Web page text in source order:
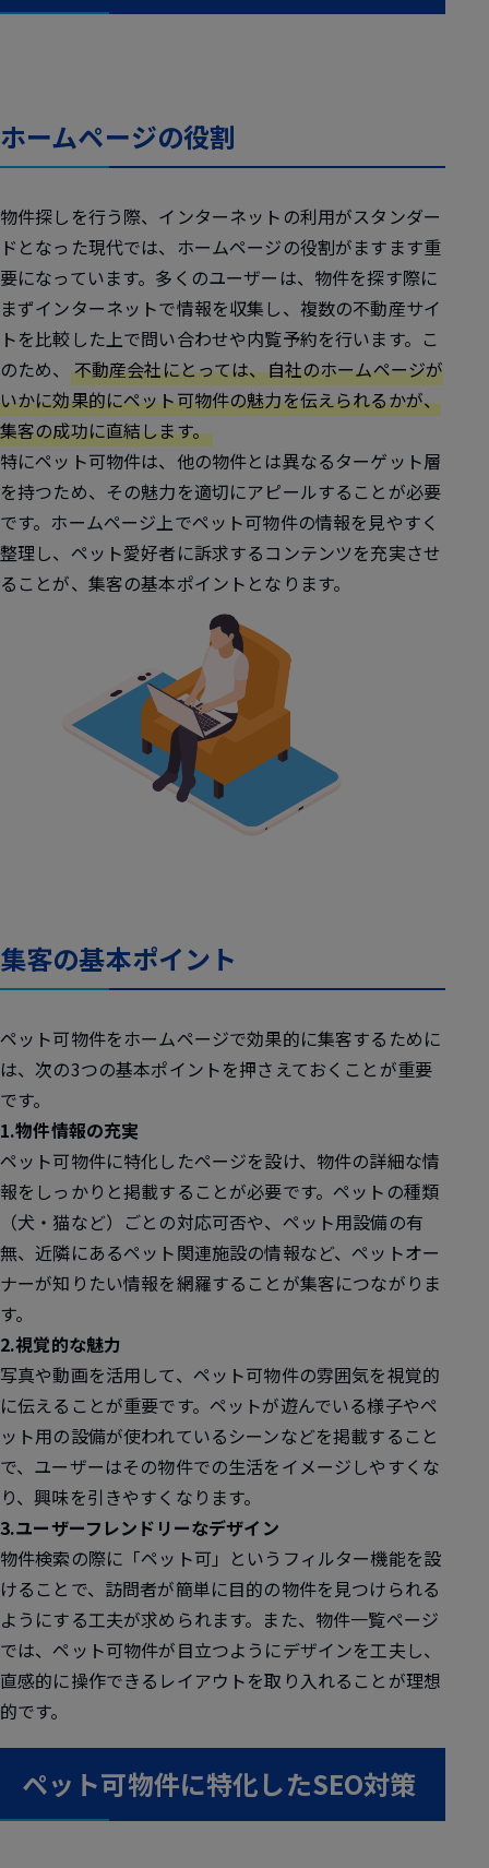
ホームページの役割
物件探しを行う際、インターネットの利用がスタンダー
ドとなった現代では、ホームページの役割がますます重
要になっています。多くのユーザーは、物件を探す際に
まずインターネットで情報を収集し、複数の不動産サイ
トを比較した上で問い合わせや内覧予約を行います。こ
のため、
不動産会社にとっては、自社のホームページが
いかに効果的にペット可物件の魅力を伝えられるかが、
集客の成功に直結します。
特にペット可物件は、他の物件とは異なるターゲット層
を持つため、その魅力を適切にアピールすることが必要
です。ホームページ上でペット可物件の情報を見やすく
整理し、ペット愛好者に訴求するコンテンツを充実させ
ることが、集客の基本ポイントとなります。
集客の基本ポイント
ペット可物件をホームページで効果的に集客するために
は、次の3つの基本ポイントを押さえておくことが重要
です。
1.物件情報の充実
ペット可物件に特化したページを設け、物件の詳細な情
報をしっかりと掲載することが必要です。ペットの種類
（犬・猫など）ごとの対応可否や、ペット用設備の有
無、近隣にあるペット関連施設の情報など、ペットオー
ナーが知りたい情報を網羅することが集客につながりま
す。
2.視覚的な魅力
写真や動画を活用して、ペット可物件の雰囲気を視覚的
に伝えることが重要です。ペットが遊んでいる様子やペ
ット用の設備が使われているシーンなどを掲載すること
で、ユーザーはその物件での生活をイメージしやすくな
り、興味を引きやすくなります。
3.ユーザーフレンドリーなデザイン
物件検索の際に「ペット可」というフィルター機能を設
けることで、訪問者が簡単に目的の物件を見つけられる
ようにする工夫が求められます。また、物件一覧ページ
では、ペット可物件が目立つようにデザインを工夫し、
直感的に操作できるレイアウトを取り入れることが理想
的です。
ペット可物件に特化したSEO対策